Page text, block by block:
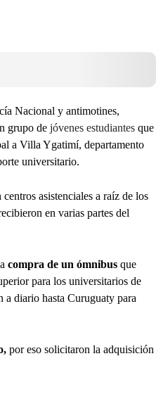
Nacional y antimotines,
grupo de jóvenes estudiantes que
a Villa Ygatimí, departamento
universitario.
asistenciales a raíz de los
en varias partes del
compra de un ómnibus que
para los universitarios de
a diario hasta Curuguaty para
por eso solicitaron la adquisición